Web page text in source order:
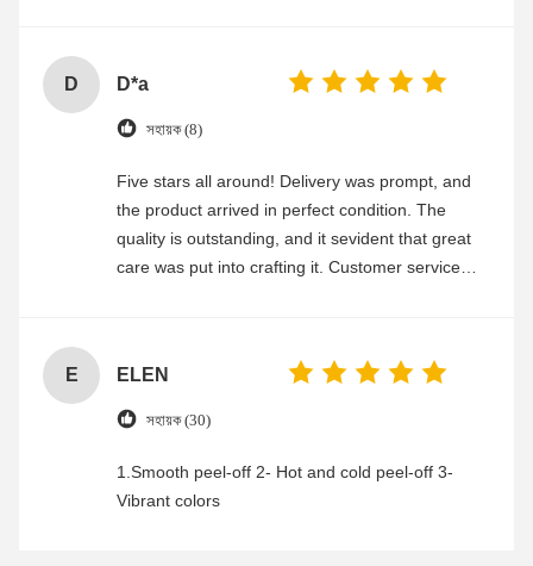
D D*a
সহায়ক (8)
Five stars all around! Delivery was prompt, and
the product arrived in perfect condition. The
quality is outstanding, and it sevident that great
care was put into crafting it. Customer service
E ELEN
সহায়ক (30)
1.Smooth peel-off 2- Hot and cold peel-off 3-
Vibrant colors